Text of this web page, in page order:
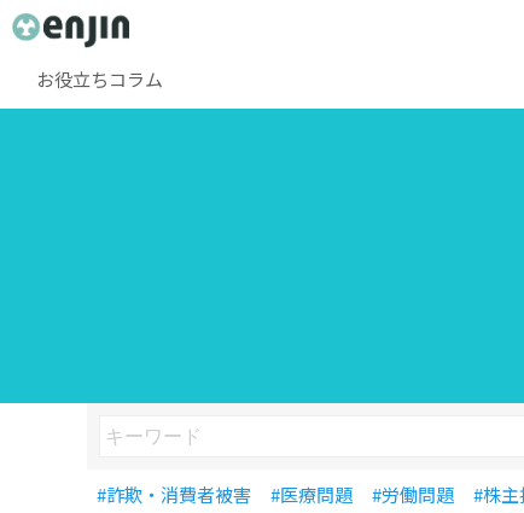
お役立ちコラム
#詐欺・消費者被害 #医療問題 #労働問題 #株